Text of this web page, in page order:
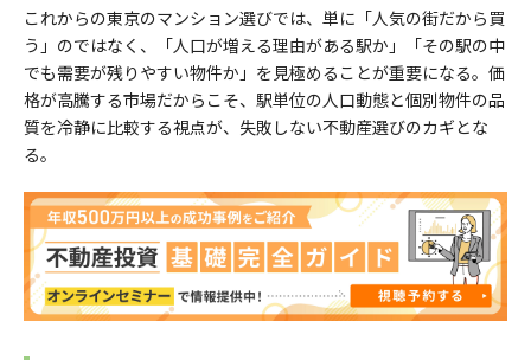
これからの東京のマンション選びでは、単に「人気の街だから買
う」のではなく、「人口が増える理由がある駅か」「その駅の中
でも需要が残りやすい物件か」を見極めることが重要になる。価
格が高騰する市場だからこそ、駅単位の人口動態と個別物件の品
質を冷静に比較する視点が、失敗しない不動産選びのカギとな
る。